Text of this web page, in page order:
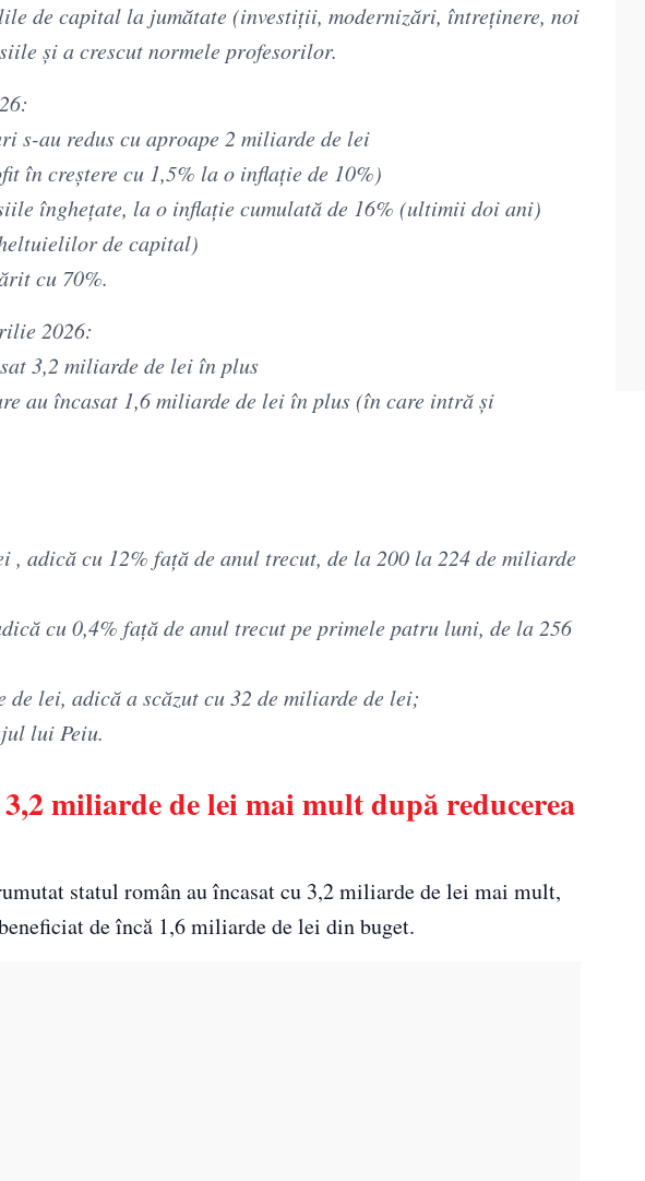
de capital la jumătate (investiții, modernizări, întreținere, noi
și a crescut normele profesorilor.
s-au redus cu aproape 2 miliarde de lei
în creștere cu 1,5% la o inflație de 10%)
înghețate, la o inflație cumulată de 16% (ultimii doi ani)
de capital)
cu 70%.
2026:
3,2 miliarde de lei în plus
au încasat 1,6 miliarde de lei în plus (în care intră și
adică cu 12% față de anul trecut, de la 200 la 224 de miliarde
cu 0,4% față de anul trecut pe primele patru luni, de la 256
lei, adică a scăzut cu 32 de miliarde de lei;
lui Peiu.
miliarde de lei mai mult după reducerea
statul român au încasat cu 3,2 miliarde de lei mai mult,
de încă 1,6 miliarde de lei din buget.